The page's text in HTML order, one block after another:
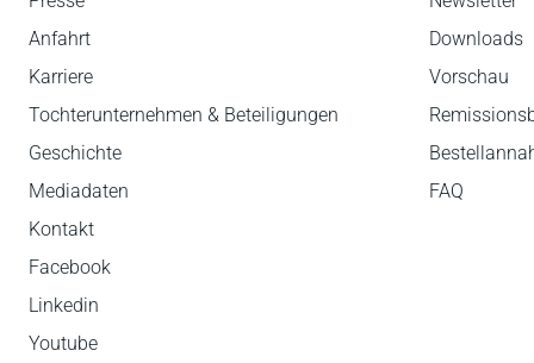
Anfahrt
Karriere
Tochterunternehmen & Beteiligungen
Geschichte
Mediadaten
Kontakt
Facebook
Linkedin
Youtube
Downloads
Vorschau
FAQ